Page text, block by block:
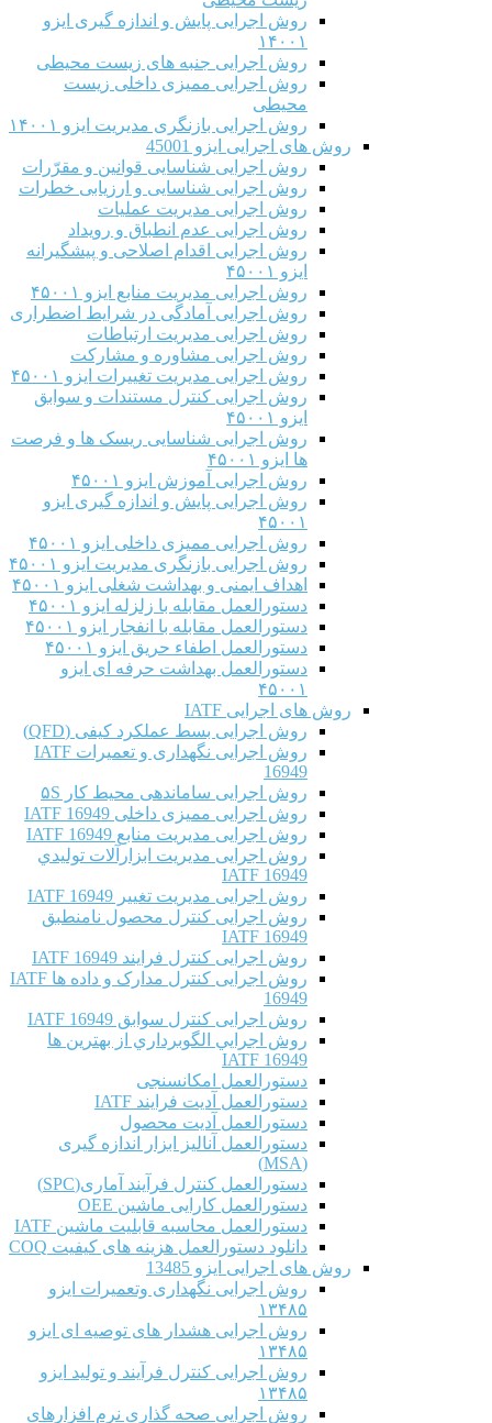
روش اجرایی پایش و اندازه گیری ایزو
۱۴۰۰۱
روش اجرایی جنبه های زیست محیطی
روش اجرایی ممیزی داخلی زیست
محیطی
روش اجرایی بازنگری مدیریت ایزو ۱۴۰۰۱
روش های اجرایی ایزو 45001
روش اجرایی شناسایی قوانین و مقرّرات
روش اجرایی شناسایی و ارزیابی خطرات
روش اجرایی مدیریت عملیات
روش اجرایی عدم انطباق و رویداد
روش اجرایی اقدام اصلاحی و پیشگیرانه
ایزو ۴۵۰۰۱
روش اجرایی مدیریت منابع ایزو ۴۵۰۰۱
روش اجرایی آمادگی در شرایط اضطراری
روش اجرایی مدیریت ارتباطات
روش اجرایی مشاوره و مشارکت
روش اجرایی مدیریت تغییرات ایزو ۴۵۰۰۱
روش اجرایی کنترل مستندات و سوابق
ایزو ۴۵۰۰۱
روش اجرایی شناسایی ریسک ها و فرصت
ها ایزو ۴۵۰۰۱
روش اجرایی آموزش ایزو ۴۵۰۰۱
روش اجرایی پایش و اندازه گیری ایزو
۴۵۰۰۱
روش اجرایی ممیزی داخلی ایزو ۴۵۰۰۱
روش اجرایی بازنگری مدیریت ایزو ۴۵۰۰۱
اهداف ایمنی و بهداشت شغلی ایزو ۴۵۰۰۱
دستورالعمل مقابله با زلزله ایزو ۴۵۰۰۱
دستورالعمل مقابله با انفجار ایزو ۴۵۰۰۱
دستورالعمل اطفاء حریق ایزو ۴۵۰۰۱
دستورالعمل بهداشت حرفه ای ایزو
۴۵۰۰۱
روش های اجرایی IATF
روش اجرایی بسط عملکرد کیفی (QFD)
روش اجرایی نگهداری و تعمیرات IATF
16949
روش اجرایی ساماندهی محیط کار ۵S
روش اجرایی ممیزی داخلی IATF 16949
روش اجرایی مدیریت منابع IATF 16949
روش اجرایی مديريت ابزارآلات توليدي
IATF 16949
روش اجرایی مدیریت تغییر IATF 16949
روش اجرایی کنترل محصول نامنطبق
IATF 16949
روش اجرایی کنترل فرایند IATF 16949
روش اجرایی کنترل مدارک و داده ها IATF
16949
روش اجرایی کنترل سوابق IATF 16949
روش اجرايي الگوبرداري از بهترين ها
IATF 16949
دستورالعمل امکانسنجی
دستورالعمل آدیت فرایند IATF
دستورالعمل آدیت محصول
دستورالعمل آنالیز ابزار اندازه گیری
(MSA)
دستورالعمل کنترل فرآیند آماری(SPC)
دستورالعمل کارایی ماشین OEE
دستورالعمل محاسبه قابلیت ماشین IATF
دانلود دستورالعمل هزینه های کیفیت COQ
روش های اجرایی ایزو 13485
روش اجرایی نگهداری وتعمیرات ایزو
۱۳۴۸۵
روش اجرایی هشدار های توصیه ای ایزو
۱۳۴۸۵
روش اجرایی کنترل فرآیند و تولید ایزو
۱۳۴۸۵
روش اجرایی صحه گذاری نرم افزارهای